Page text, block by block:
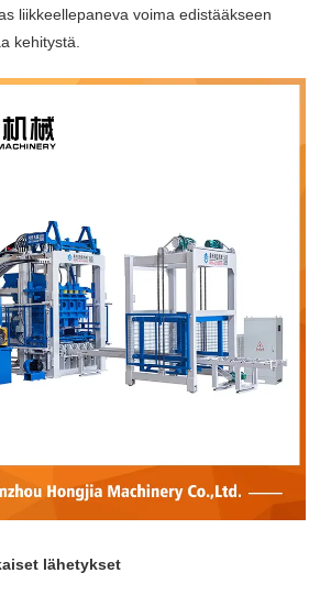
liikkeellepaneva voima edistääkseen
kehitystä.
lähetykset